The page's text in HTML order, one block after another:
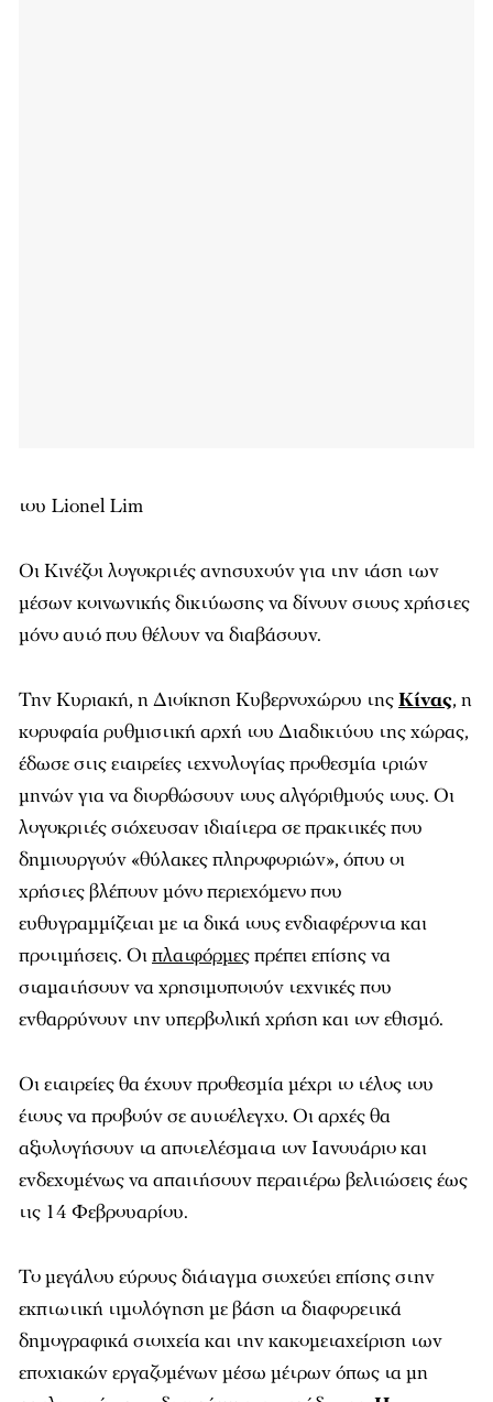
του Lionel Lim
Οι Κινέζοι λογοκριτές ανησυχούν για την τάση των
μέσων κοινωνικής δικτύωσης να δίνουν στους χρήστες
μόνο αυτό που θέλουν να διαβάσουν.
Την Κυριακή, η Διοίκηση Κυβερνοχώρου τηςΚίνας, η
κορυφαία ρυθμιστική αρχή του Διαδικτύου της χώρας,
έδωσε στις εταιρείες τεχνολογίας προθεσμία τριών
μηνών για να διορθώσουν τους αλγόριθμούς τους. Οι
λογοκριτές στόχευσαν ιδιαίτερα σε πρακτικές που
δημιουργούν «θύλακες πληροφοριών», όπου οι
χρήστες βλέπουν μόνο περιεχόμενο που
ευθυγραμμίζεται με τα δικά τους ενδιαφέροντα και
προτιμήσεις. Οιπλατφόρμεςπρέπει επίσης να
σταματήσουν να χρησιμοποιούν τεχνικές που
ενθαρρύνουν την υπερβολική χρήση και τον εθισμό.
Οι εταιρείες θα έχουν προθεσμία μέχρι το τέλος του
έτους να προβούν σε αυτοέλεγχο. Οι αρχές θα
αξιολογήσουν τα αποτελέσματα τον Ιανουάριο και
ενδεχομένως να απαιτήσουν περαιτέρω βελτιώσεις έως
τις 14 Φεβρουαρίου.
Το μεγάλου εύρους διάταγμα στοχεύει επίσης στην
εκπτωτική τιμολόγηση με βάση τα διαφορετικά
δημογραφικά στοιχεία και την κακομεταχείριση των
εποχιακών εργαζομένων μέσω μέτρων όπως τα μη